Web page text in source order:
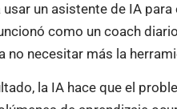
un asistente de IA
como un coach
no necesitar más la
la IA hace que el